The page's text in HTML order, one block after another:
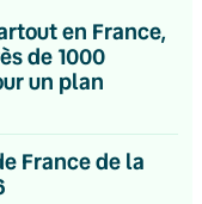
en France,
de 1000
un plan
France de la